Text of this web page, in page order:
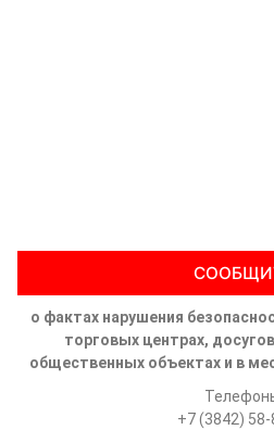
о фактах нарушения
торговых центрах,
общественных объектах и в
+7 (3842)